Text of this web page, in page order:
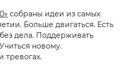
собраны идеи из самых
Больше двигаться. Есть
дела. Поддерживать
новому.
тревогах.